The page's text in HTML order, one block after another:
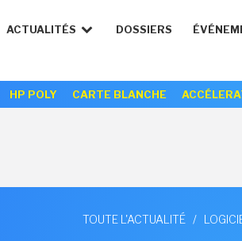
ACTUALITÉS DOSSIERS
HP POLY CARTE BLANCHE
TOUTE L'ACTUALITÉ /